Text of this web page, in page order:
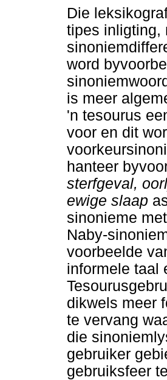
Die
tipes inligting,
word
is meer
'n tesourus
voor en dit
hanteer
sterfgeval,
ewige slaap
sinonieme
Naby-
voorbeelde
informele taal
dikwels meer
te vervang
die
gebruiker
gebruiksfeer